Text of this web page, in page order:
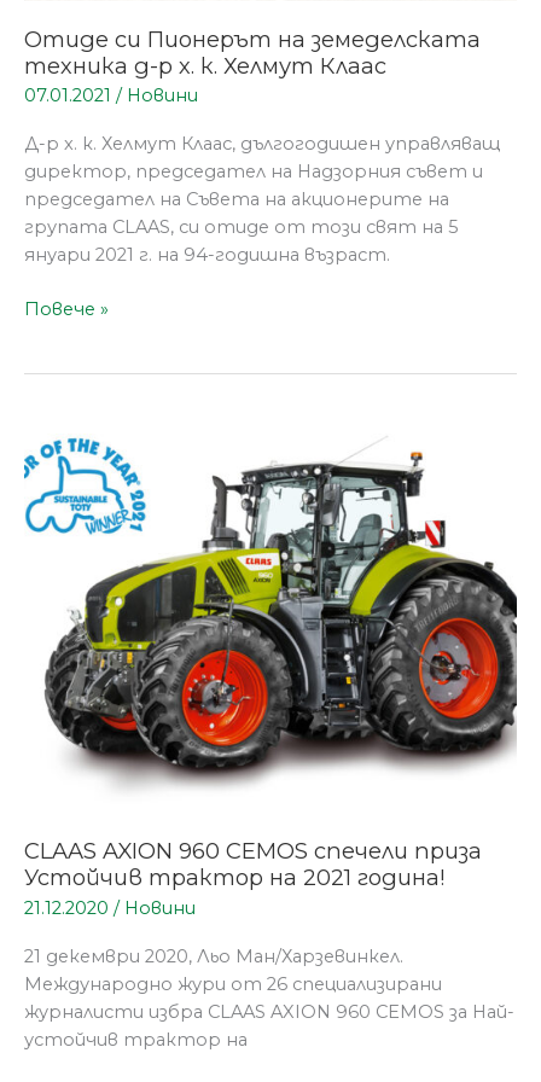
Отиде си Пионерът на земеделската
техника д-р х. к. Хелмут Клаас
07.01.2021 / Новини
Д-р х. к. Хелмут Клаас, дългогодишен управляващ
директор, председател на Надзорния съвет и
председател на Съвета на акционерите на
групата CLAAS, си отиде от този свят на 5
януари 2021 г. на 94-годишна възраст.
Повече »
CLAAS AXION 960 CEMOS спечели приза
Устойчив трактор на 2021 година!
21.12.2020 / Новини
21 декември 2020, Льо Ман/Харзевинкел.
Международно жури от 26 специализирани
журналисти избра CLAAS AXION 960 CEMOS за Най-
устойчив трактор на
AXION
960
CEMOS
спечели
Устойчив
трактор
2021
година!